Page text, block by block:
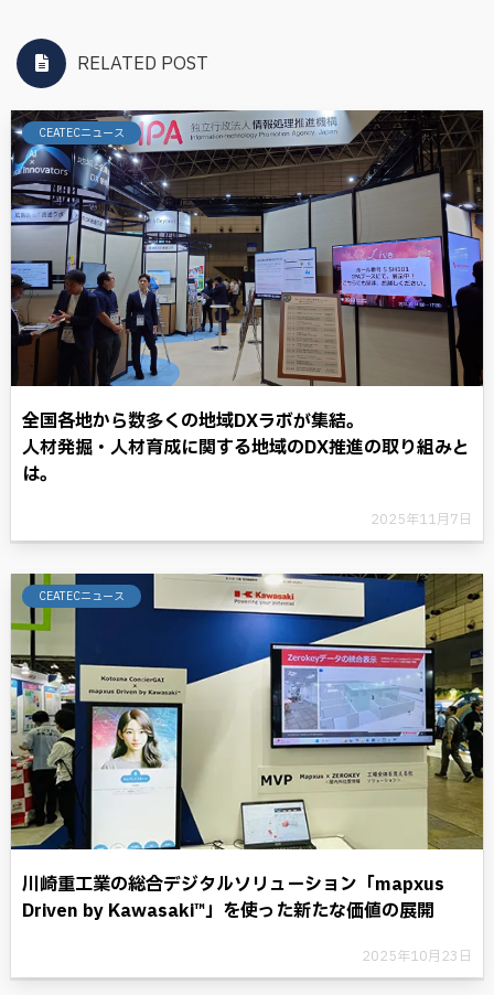
RELATED POST
CEATECニュース
全国各地から数多くの地域DXラボが集結。
人材発掘・人材育成に関する地域のDX推進の取り組みと
は。
2025年11月7日
CEATECニュース
川崎重工業の総合デジタルソリューション「mapxus
Driven by Kawasaki™」を使った新たな価値の展開
2025年10月23日